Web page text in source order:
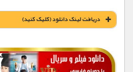
دریافت لينک دانلود (کليک کنيد)
1900 تومان – خريد لينک دانلود (افزودن به سبد خريد)